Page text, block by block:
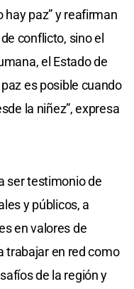
hay paz” y reafirman
conflicto, sino el
el Estado de
es posible cuando
la niñez”, expresa
ser testimonio de
y públicos, a
en valores de
trabajar en red como
de la región y